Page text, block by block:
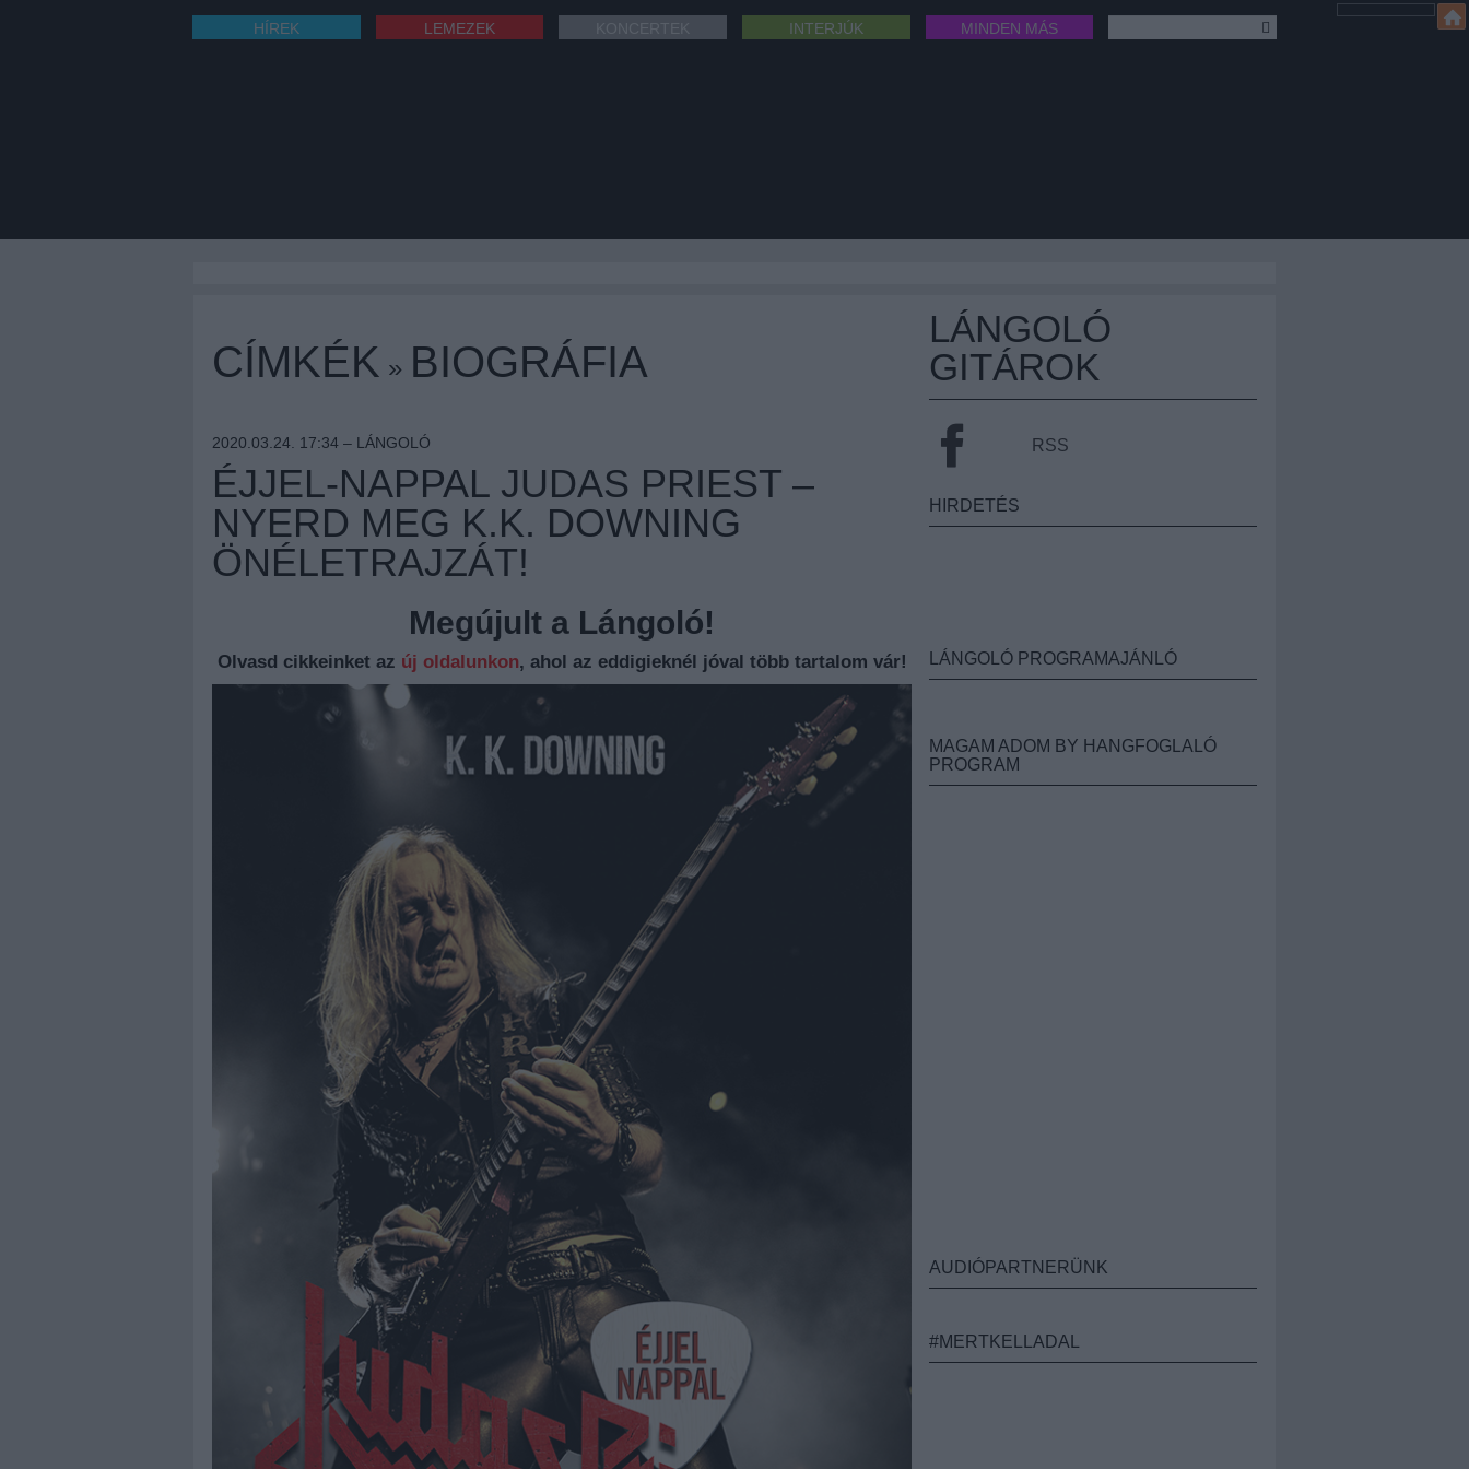
HÍREK LEMEZEK INTERJÚK MINDEN MÁS
CÍMKÉK » BIOGRÁFIA
2020.03.24. 17:34 – LÁNGOLÓ
ÉJJEL-NAPPAL JUDAS PRIEST –
NYERD MEG K.K. DOWNING
ÖNÉLETRAJZÁT!
Megújult a Lángoló!
Olvasd cikkeinket az új oldalunkon, ahol az eddigieknél jóval több tartalom vár!
LÁNGOLÓ
GITÁROK
RSS
HIRDETÉS
LÁNGOLÓ PROGRAMAJÁNLÓ
MAGAM ADOM BY HANGFOGLALÓ
PROGRAM
AUDIÓPARTNERÜNK
#MERTKELLADAL